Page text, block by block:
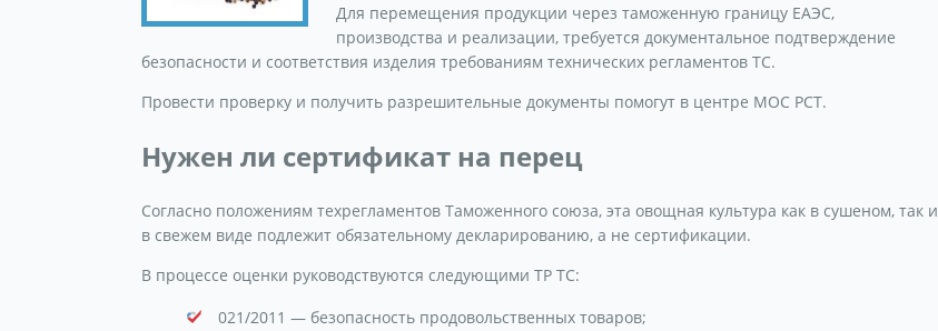
Для перемещения продукции через таможенную границу ЕАЭС,
производства и реализации, требуется документальное подтверждение
безопасности и соответствия изделия требованиям технических регламентов ТС.
Провести проверку и получить разрешительные документы помогут в центре МОС РСТ.
Нужен ли сертификат на перец
Согласно положениям техрегламентов Таможенного союза, эта овощная культура как в сушеном, так и
в свежем виде подлежит обязательному декларированию, а не сертификации.
В процессе оценки руководствуются следующими ТР ТС:
021/2011 — безопасность продовольственных товаров;